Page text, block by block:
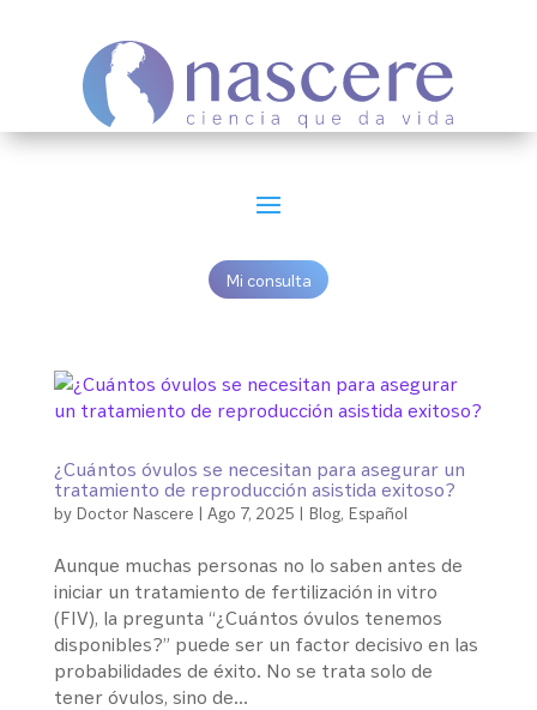
Mi consulta
¿Cuántos óvulos se necesitan para asegurar un
tratamiento de reproducción asistida exitoso?
by Doctor Nascere | Ago 7, 2025 | Blog, Español
Aunque muchas personas no lo saben antes de
iniciar un tratamiento de fertilización in vitro
(FIV), la pregunta “¿Cuántos óvulos tenemos
disponibles?” puede ser un factor decisivo en las
probabilidades de éxito. No se trata solo de
tener óvulos, sino de...